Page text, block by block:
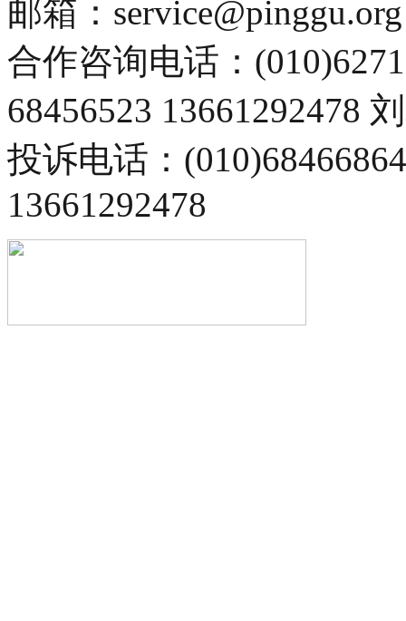
邮箱：service@pinggu.org
合作咨询电话：
68456523 13661292478
投诉电话：
13661292478